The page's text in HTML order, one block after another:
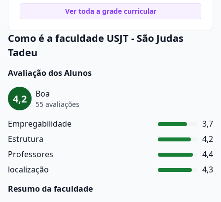
Ver toda a grade curricular
Como é a faculdade USJT - São Judas
Tadeu
Avaliação dos Alunos
4,2 Boa
55 avaliações
Empregabilidade
3,7
Estrutura
4,2
Professores
4,4
localização
4,3
Resumo da faculdade